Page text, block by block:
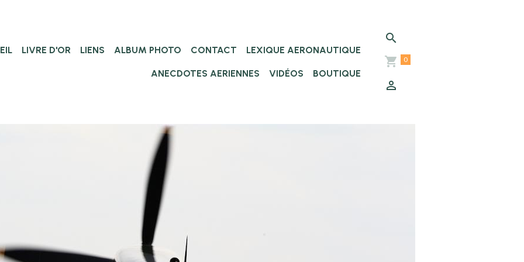
LIVRE D'OR LIENS ALBUM PHOTO CONTACT LEXIQUE AERONAUTIQUE
ANECDOTES AERIENNES VIDÉOS BOUTIQUE
0